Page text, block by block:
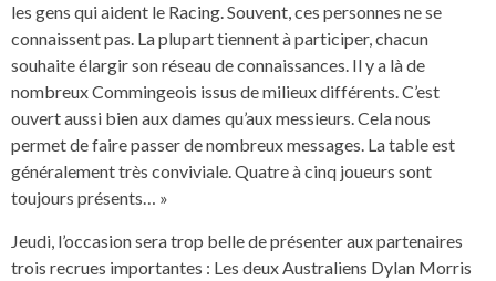
les gens qui aident le Racing. Souvent, ces personnes ne se
connaissent pas. La plupart tiennent à participer, chacun
souhaite élargir son réseau de connaissances. Il y a là de
nombreux Commingeois issus de milieux différents. C’est
ouvert aussi bien aux dames qu’aux messieurs. Cela nous
permet de faire passer de nombreux messages. La table est
généralement très conviviale. Quatre à cinq joueurs sont
toujours présents… »
Jeudi, l’occasion sera trop belle de présenter aux partenaires
trois recrues importantes : Les deux Australiens Dylan Morris